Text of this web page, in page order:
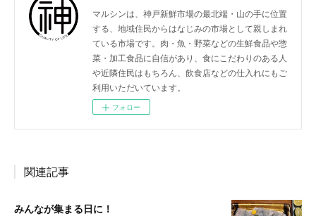
マルシンは、神戸新鮮市場の最北端・山の手に位置
する、地域住民からはなじみの市場として親しまれ
ている市場です。肉・魚・野菜などの生鮮食品や惣
菜・加工食品に自信があり、食にこだわりのある人
や近隣住民はもちろん、飲食店などの仕入れにもご
利用いただいています。
フォロー
関連記事
みんなが集まる日に！